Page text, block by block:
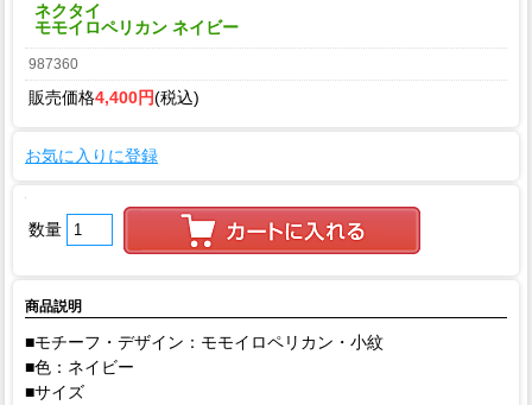
ネクタイ
モモイロペリカン ネイビー
987360
販売価格4,400円(税込)
お気に入りに登録
数量
商品説明
■モチーフ・デザイン：モモイロペリカン・小紋
■色：ネイビー
■サイズ